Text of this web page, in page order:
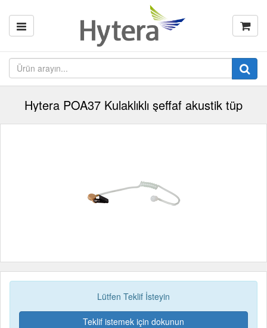
Hytera POA37 Kulaklıklı şeffaf akustik tüp
Lütfen Teklif İsteyin
Teklif istemek için dokunun